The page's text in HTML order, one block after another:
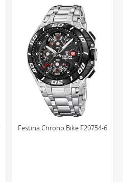
Festina Chrono Bike F20754-6